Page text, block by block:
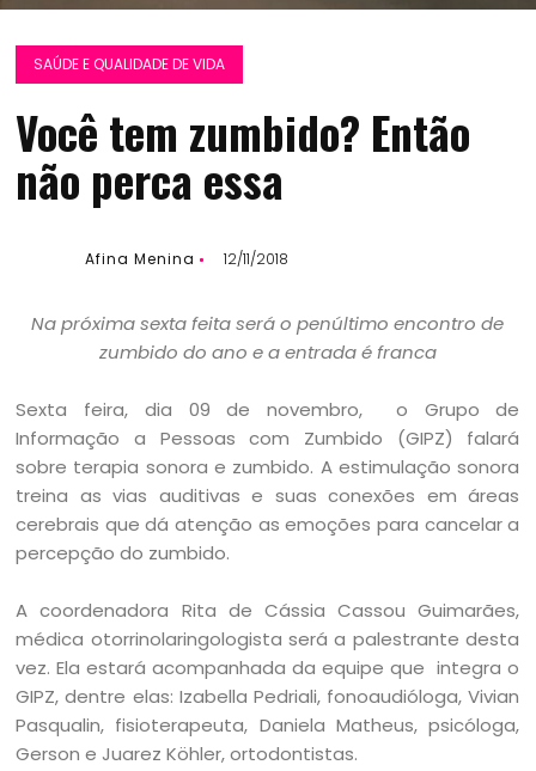
SAÚDE E QUALIDADE DE VIDA
Você tem zumbido? Então
não perca essa
Afina Menina 12/11/2018
Na próxima sexta feita será o penúltimo encontro de
zumbido do ano e a entrada é franca
Sexta feira, dia 09 de novembro, o Grupo de
Informação a Pessoas com Zumbido (GIPZ) falará
sobre terapia sonora e zumbido. A estimulação sonora
treina as vias auditivas e suas conexões em áreas
cerebrais que dá atenção as emoções para cancelar a
percepção do zumbido.
A coordenadora Rita de Cássia Cassou Guimarães,
médica otorrinolaringologista será a palestrante desta
vez. Ela estará acompanhada da equipe que integra o
GIPZ, dentre elas: Izabella Pedriali, fonoaudióloga, Vivian
Pasqualin, fisioterapeuta, Daniela Matheus, psicóloga,
Gerson e Juarez Köhler, ortodontistas.